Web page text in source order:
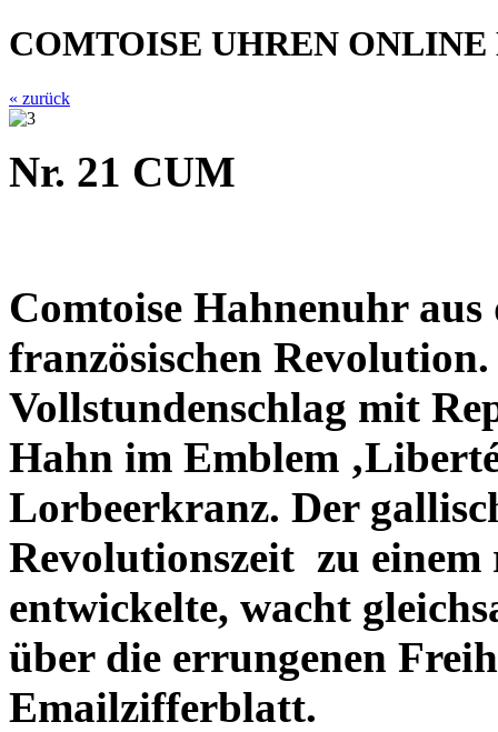
COMTOISE UHREN ONLINE
« zurück
Nr. 21 CUM
Comtoise Hahnenuhr
französischen
Vollstundenschlag mit
Hahn im Emblem
Lorbeerkranz. Der
Revolutionszeit zu
entwickelte, wacht
über die errungenen
Emailzifferblatt.